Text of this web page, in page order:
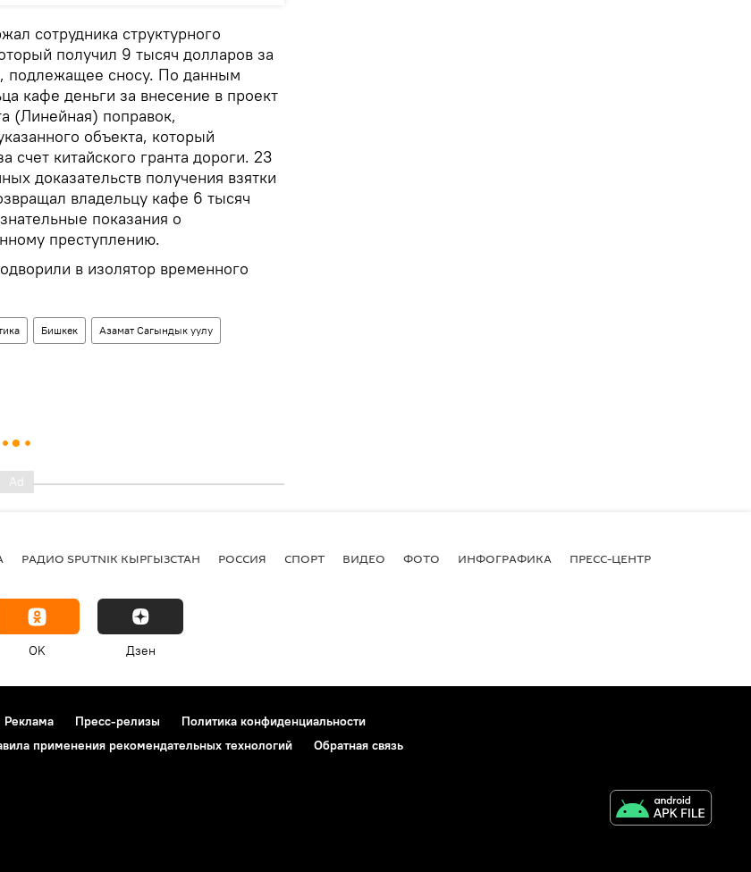
сотрудника структурного
получил 9 тысяч долларов за
подлежащее сносу. По данным
кафе деньги за внесение в проект
(Линейная) поправок,
объекта, который
счет китайского гранта дороги. 23
доказательств получения взятки
владельцу кафе 6 тысяч
показания о
преступлению.
в изолятор временного
Бишкек Азамат Сагындык уулу
РАДИО SPUTNIK КЫРГЫЗСТАН РОССИЯ СПОРТ ВИДЕО ФОТО ИНФОГРАФИКА ПРЕСС-ЦЕНТР
OK Дзен
Реклама Пресс-релизы
Политика конфиденциальности
применения рекомендательных технологий Обратная связь